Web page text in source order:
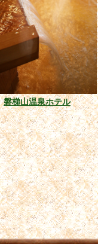
磐梯山温泉ホテル